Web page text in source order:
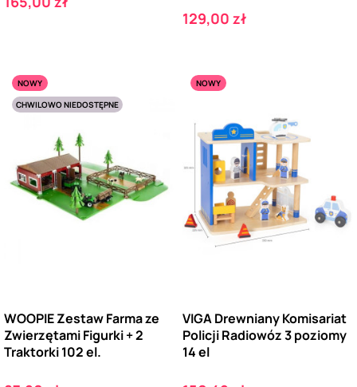
Cena
129,00 zł
NOWY
CHWILOWO NIEDOSTĘPNE
WOOPIE Zestaw Farma ze
Zwierzętami Figurki + 2
Traktorki 102 el.
NOWY
VIGA Drewniany Komisariat
Policji Radiowóz 3 poziomy
14 el